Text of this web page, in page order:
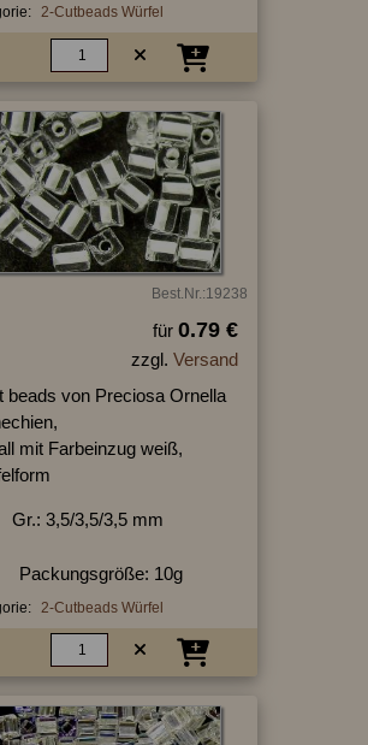
2-Cutbeads Würfel
Best.Nr.:19238
für 0.79 €
zzgl. Versand
beads von Preciosa Ornella
mit Farbeinzug weiß,
Gr.: 3,5/3,5/3,5 mm
Packungsgröße: 10g
2-Cutbeads Würfel